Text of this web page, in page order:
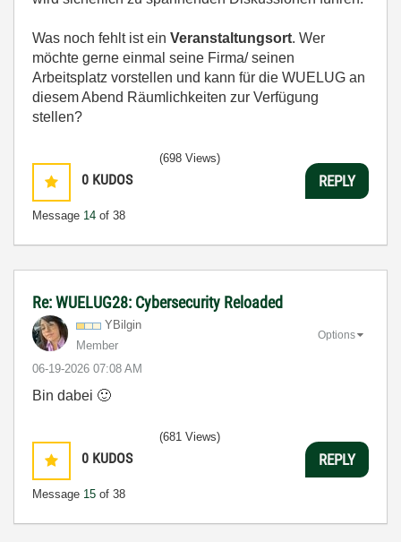
Was noch fehlt ist ein Veranstaltungsort. Wer
möchte gerne einmal seine Firma/ seinen
Arbeitsplatz vorstellen und kann für die WUELUG an
diesem Abend Räumlichkeiten zur Verfügung
stellen?
0 KUDOS
Message 14 of 38
(698 Views)
REPLY
Re: WUELUG28: Cybersecurity Reloaded
YBilgin
Member
‎06-19-2026 07:08 AM
Options
Bin dabei 🙂
0 KUDOS
Message 15 of 38
(681 Views)
REPLY